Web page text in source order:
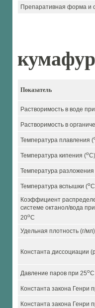
Препаративная форма и
Показатель
Растворимость в воде
Растворимость в
Температура плавления (
Температура кипения (oC)
Температура разложения
Температура вспышки (o
Коэффициент
системе октанол/вода
20oC
Удельная плотность (г/
Константа диссоциации
Давление паров при 25o
Константа закона Генри
Константа закона Генри